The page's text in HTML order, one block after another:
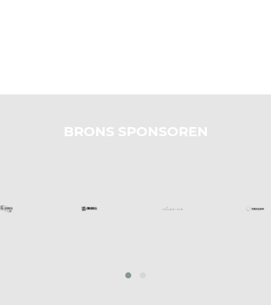
BRONS SPONSOREN
prev